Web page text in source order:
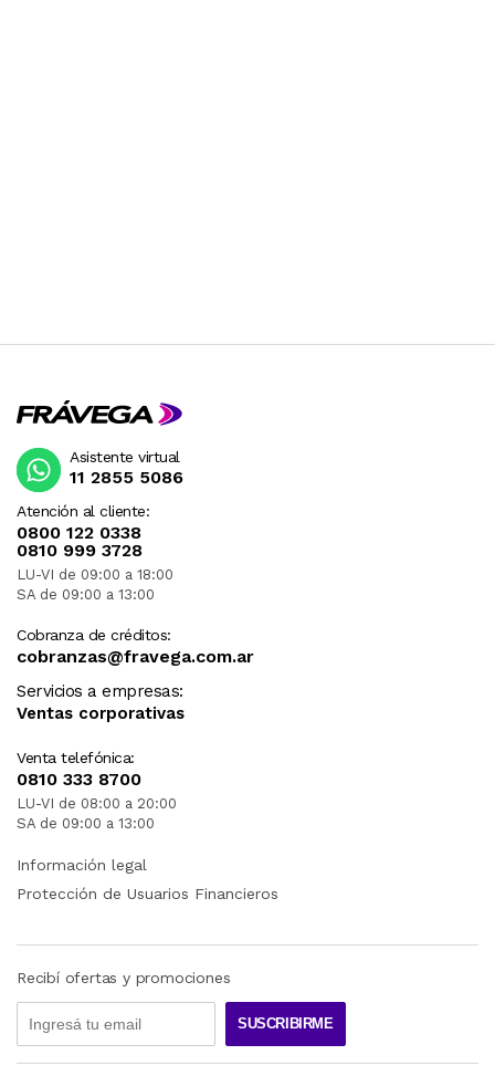
Atención al cliente:
0800 122 0338
0810 999 3728
LU-VI de 09:00 a 18:00
SA de 09:00 a 13:00
Cobranza de créditos:
cobranzas@fravega.com.ar
Servicios a empresas:
Ventas corporativas
Venta telefónica:
0810 333 8700
LU-VI de 08:00 a 20:00
SA de 09:00 a 13:00
Asistente virtual
11 2855 5086
Información legal
Protección de Usuarios Financieros
Recibí ofertas y promociones
SUSCRIBIRME